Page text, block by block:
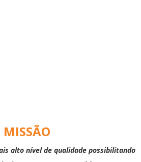
MISSÃO
alto nível de qualidade possibilitando